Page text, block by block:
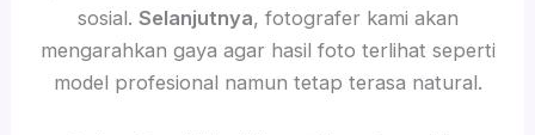
sosial. Selanjutnya, fotografer kami akan
mengarahkan gaya agar hasil foto terlihat seperti
model profesional namun tetap terasa natural.